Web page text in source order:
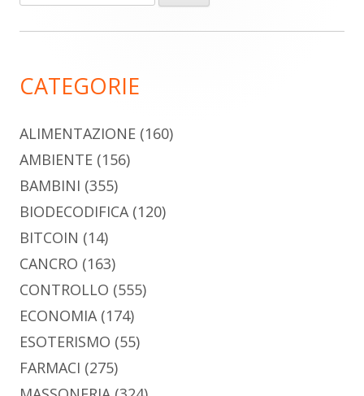
laterale
per:
CATEGORIE
ALIMENTAZIONE (160)
AMBIENTE (156)
BAMBINI (355)
BIODECODIFICA(120)
BITCOIN (14)
CANCRO (163)
CONTROLLO (555)
ECONOMIA(174)
ESOTERISMO (55)
FARMACI (275)